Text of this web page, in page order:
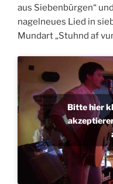
aus Siebenbürgen“
nagelneues Lied in
Mundart „Stuhnd af
Bitte hier